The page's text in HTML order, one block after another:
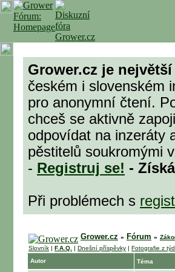
Grower.cz je
českém i slovenském
pro anonymní čtení.
chceš se aktivně
odpovídat na inzeráty
pěstitelů soukromými
- Registruj se! -
Při problémech s
Grower.cz » Fórum »
Slovník | F.A.Q. | Dnešní příspěvky | Fotografie z
Autor
Téma